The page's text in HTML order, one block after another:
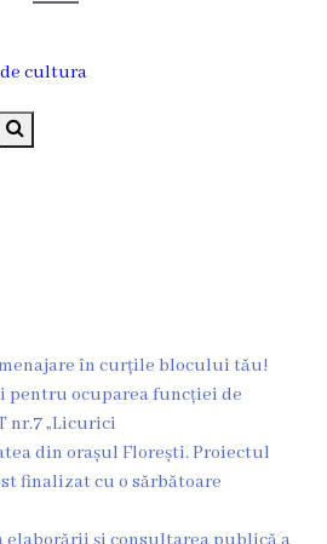
de cultura
în curțile blocului tău!
ocuparea funcției de
nr.7 „Licurici
din orașul Florești. Proiectul
finalizat cu o sărbătoare